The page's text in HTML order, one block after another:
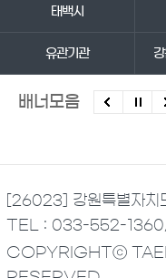
태백시
유관기관
배너모음
[26023] 강원특별자치
TEL : 033-552-1360
COPYRIGHTⓒ